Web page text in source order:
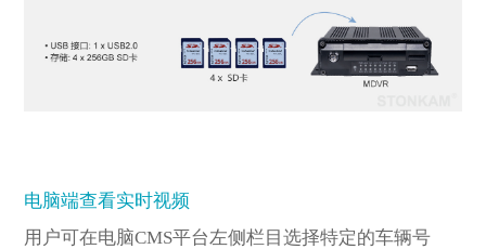
电脑端查看实时视频
用户可在电脑CMS平台左侧栏目选择特定的车辆号